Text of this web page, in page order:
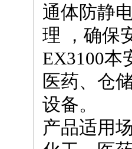
通体防静
理 ，确保
EX3100本
医药、仓
设备。
产品适用